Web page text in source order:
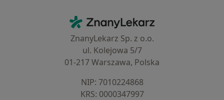
ZnanyLekarz - Strona główna
ZnanyLekarz Sp. z o.o.
ul. Kolejowa 5/7
01-217 Warszawa, Polska
NIP: ⁠7010224868
KRS: ⁠0000347997